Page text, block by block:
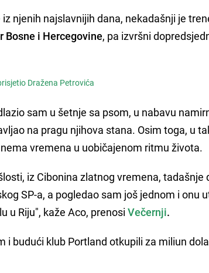
njenih najslavnijih dana, nekadašnji je
Bosne i Hercegovine, pa izvršni
Dražena Petrovića
sam u šetnje sa psom, u nabavu
na pragu njihova stana. Osim toga, u
vremena u uobičajenom ritmu života.
iz Cibonina zlatnog vremena, tadašnje
SP-a, a pogledao sam još jednom i onu
u Riju", kaže Aco, prenosiVečernji.
i budući klub Portland otkupili za miliun